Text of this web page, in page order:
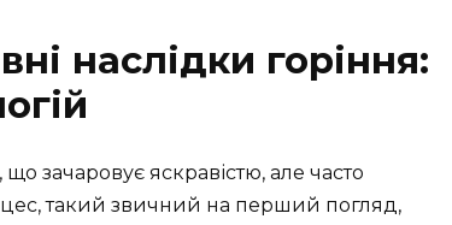
наслідки горіння:
зачаровує яскравістю, але часто
такий звичний на перший погляд,